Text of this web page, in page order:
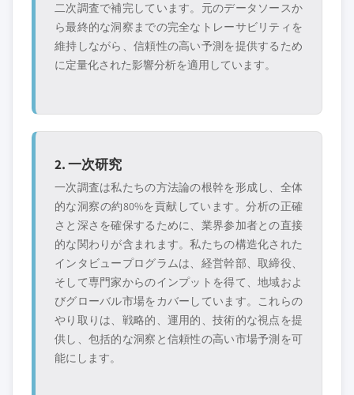
二次調査で補完しています。元のデータソースか
ら最終的な洞察までの完全なトレーサビリティを
維持しながら、信頼性の高い予測を提供するため
に定量化された影響分析を適用しています。
2. 一次研究
一次調査は私たちの方法論の根幹を形成し、全体
的な洞察の約80%を貢献しています。分析の正確
さと深さを確保するために、業界参加者との直接
的な関わりが含まれます。私たちの構造化された
インタビュープログラムは、経営幹部、取締役、
そして専門家からのインプットを得て、地域およ
びグローバル市場をカバーしています。これらの
やり取りは、戦略的、運用的、技術的な視点を提
供し、包括的な洞察と信頼性の高い市場予測を可
能にします。